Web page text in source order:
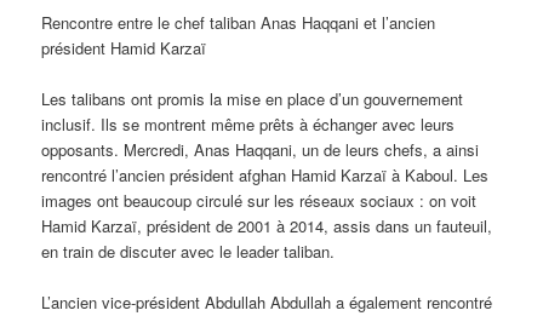
Rencontre entre le chef taliban Anas Haqqani et l’ancien
président Hamid Karzaï
Les talibans ont promis la mise en place d’un gouvernement
inclusif. Ils se montrent même prêts à échanger avec leurs
opposants. Mercredi, Anas Haqqani, un de leurs chefs, a ainsi
rencontré l’ancien président afghan Hamid Karzaï à Kaboul. Les
images ont beaucoup circulé sur les réseaux sociaux : on voit
Hamid Karzaï, président de 2001 à 2014, assis dans un fauteuil,
en train de discuter avec le leader taliban.
L’ancien vice-président Abdullah Abdullah a également rencontré